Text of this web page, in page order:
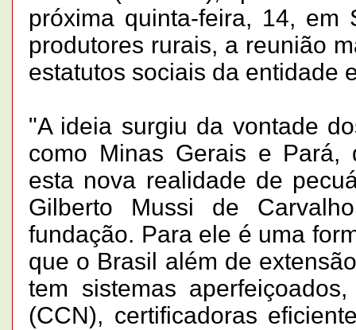
próxima quinta-feira, 14,
produtores rurais, a reunião
estatutos sociais da entidade
"A ideia surgiu da vontade
como Minas Gerais e Pará,
esta nova realidade de
Gilberto Mussi de
fundação. Para ele é uma
que o Brasil além de
tem sistemas
(CCN), certificadoras